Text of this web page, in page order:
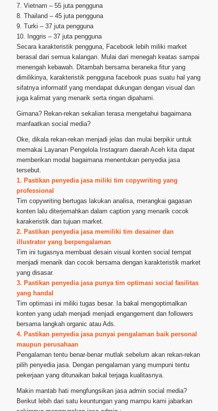
7. Vietnam – 55 juta pengguna
8. Thailand – 45 juta pengguna
9. Turki – 37 juta pengguna
10. Inggris – 37 juta pengguna
Secara karakteristik pengguna, Facebook lebih miliki market
berasal dari semua kalangan. Mulai dari menegah keatas sampai
menengah kebawah. Ditambah bersama beraneka fitur yang
dimilikinya, karakteristik pengguna facebook puas suatu hal yang
sifatnya informatif yang mendapat dukungan dengan visual dan
juga kalimat yang menarik serta ringan dipahami.
Gimana? Rekan-rekan sekalian terasa mengetahui bagaimana
manfaatkan social media?
Oke, dikala rekan-rekan menjadi jelas dan mulai berpikir untuk
memakai Layanan Pengelola Instagram daerah Aceh kita dapat
memberikan modal bagaimana menentukan penyedia jasa
tersebut.
1. Pastikan penyedia jasa miliki tim copywriting yang
professional
Tim copywriting bertugas lakukan analisa, merangkai gagasan
konten lalu diterjemahkan dalam caption yang menarik cocok
karakeristik dan tujuan market.
2. Pastikan penyedia jasa memiliki tim desainer dan
illustrator yang berpengalaman
Tim ini tugasnya membuat desain visual konten social tempat
menjadi menarik dan cocok bersama dengan karakteristik market
yang disasar.
3. Pastikan penyedia jasa punya tim optimasi social fasilitas
yang handal
Tim optimasi ini miliki tugas besar. Ia bakal mengoptimalkan
konten yang udah menjadi menjadi engangement dan followers
bersama langkah organic atau Ads.
4. Pastikan penyedia jasa punyai pengalaman baik personal
maupun perusahaan
Pengalaman tentu benar-benar mutlak sebelum akan rekan-rekan
pilih penyedia jasa. Dengan pengalaman yang mumpuni tentu
pekerjaan yang ditunaikan bakal terjaga kualitasnya.
Makin mantab hati mengfungsikan jasa admin social media?
Berikut lebih dari satu keuntungan yang mampu kami jabarkan